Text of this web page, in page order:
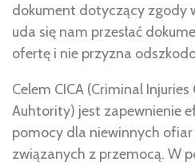
dokument dotyczący zgody
uda się nam przesłać
ofertę i nie przyzna
Celem CICA (Criminal
Auhtority) jest zapewnienie
pomocy dla niewinnych
związanych z przemocą. W